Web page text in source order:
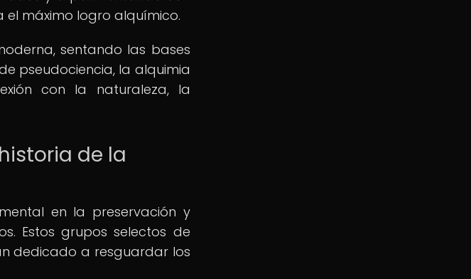
máximo logro alquímico.
sentando las bases
pseudociencia, la alquimia
con la naturaleza, la
de la
en la preservación y
Estos grupos selectos de
dedicado a resguardar los